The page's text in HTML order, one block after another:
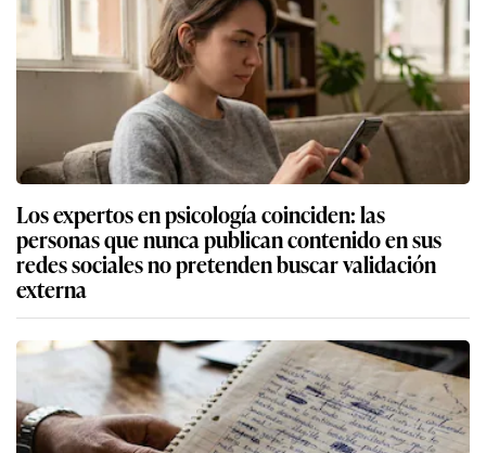
Los expertos en psicología coinciden: las
personas que nunca publican contenido en sus
redes sociales no pretenden buscar validación
externa